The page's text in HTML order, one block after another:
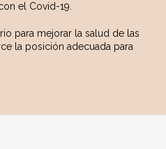
el Covid-19.
para mejorar la salud de las
la posición adecuada para